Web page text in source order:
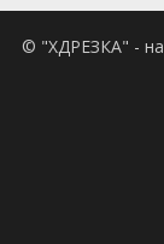
© "ХДРЕЗКА" - на